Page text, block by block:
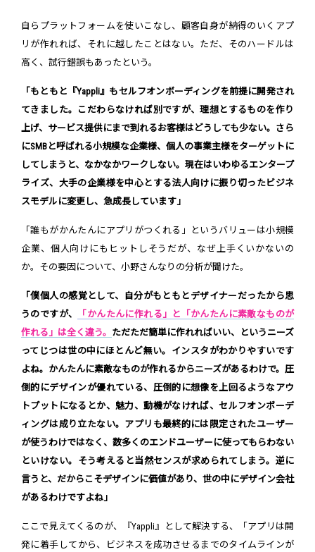
自らプラットフォームを使いこなし、顧客自身が納得のいくアプ
リが作れれば、それに越したことはない。ただ、そのハードルは
高く、試行錯誤もあったという。
「もともと『Yappli』もセルフオンボーディングを前提に開発され
てきました。こだわらなければ別ですが、理想とするものを作り
上げ、サービス提供にまで到れるお客様はどうしても少ない。さら
にSMBと呼ばれる小規模な企業様、個人の事業主様をターゲットに
してしまうと、なかなかワークしない。現在はいわゆるエンタープ
ライズ、大手の企業様を中心とする法人向けに振り切ったビジネ
スモデルに変更し、急成長しています」
「誰もがかんたんにアプリがつくれる」というバリューは小規模
企業、個人向けにもヒットしそうだが、なぜ上手くいかないの
か。その要因について、小野さんなりの分析が聞けた。
「僕個人の感覚として、自分がもともとデザイナーだったから思
うのですが、
「かんたんに作れる」と「かんたんに素敵なものが
作れる」は全く違う。 ただただ簡単に作れればいい、というニーズ
ってじつは世の中にほとんど無い。インスタがわかりやすいです
よね。かんたんに素敵なものが作れるからニーズがあるわけで。圧
倒的にデザインが優れている、圧倒的に想像を上回るようなアウ
トプットになるとか、魅力、動機がなければ、セルフオンボーデ
ィングは成り立たない。アプリも最終的には限定されたユーザー
が使うわけではなく、数多くのエンドユーザーに使ってもらわない
といけない。そう考えると当然センスが求められてしまう。逆に
言うと、だからこそデザインに価値があり、世の中にデザイン会社
があるわけですよね」
ここで見えてくるのが、『Yappli』として解決する、「アプリは開
発に着手してから、ビジネスを成功させるまでのタイムラインが